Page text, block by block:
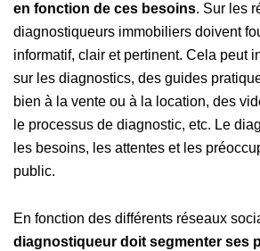
en fonction de ces besoins. Sur les
diagnostiqueurs immobiliers doivent
informatif, clair et pertinent. Cela peut
sur les diagnostics, des guides
bien à la vente ou à la location, des
le processus de diagnostic, etc. Le
les besoins, les attentes et les
public.
En fonction des différents réseaux
diagnostiqueur doit segmenter ses